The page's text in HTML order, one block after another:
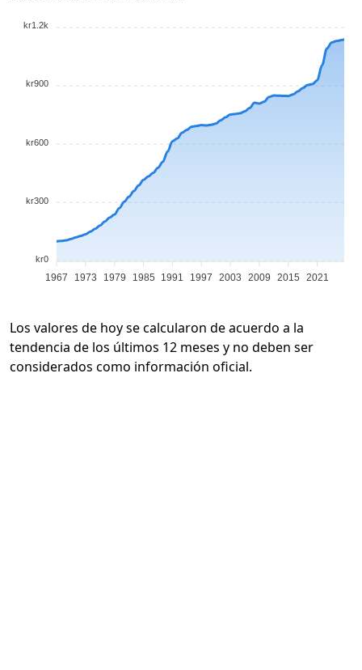
kr1.2k
kr900
kr600
kr300
kr0
1967 1973 1979 1985 1991 1997 2003 2009 2015 2021
Los valores de hoy se calcularon de acuerdo a la
tendencia de los últimos 12 meses y no deben ser
considerados como información oficial.